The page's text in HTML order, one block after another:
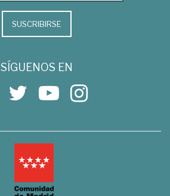
SUSCRIBIRSE
SÍGUENOS EN